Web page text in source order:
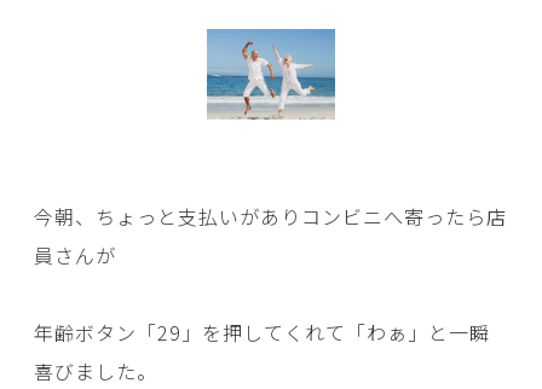
今朝、ちょっと支払いがありコンビニへ寄ったら店
員さんが
年齢ボタン「29」を押してくれて「わぁ」と一瞬
喜びました。